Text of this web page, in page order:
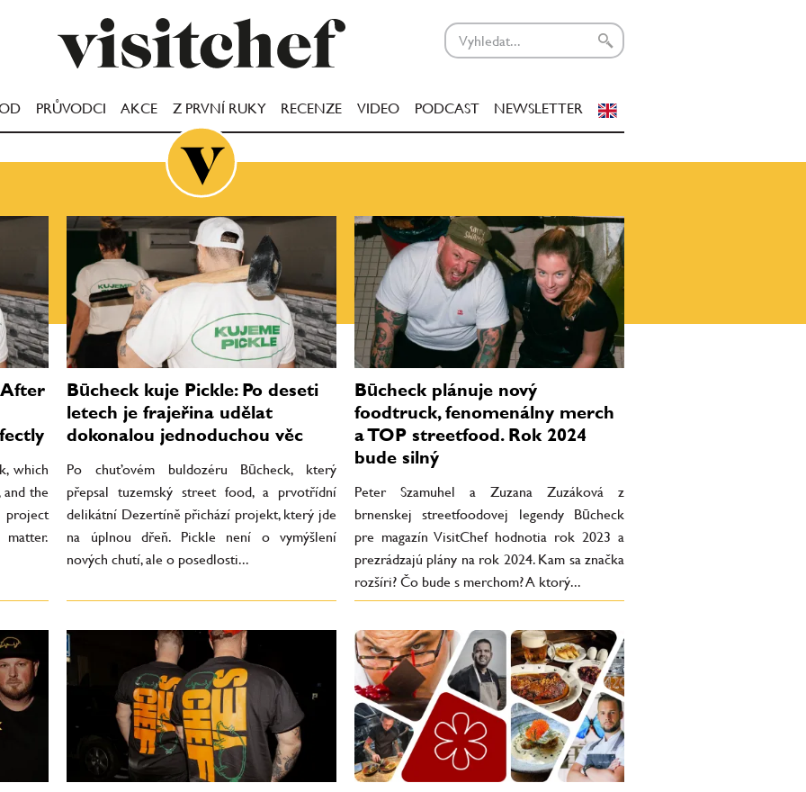
PRŮVODCI AKCE Z PRVNÍ RUKY RECENZE VIDEO PODCAST NEWSLETTER
After
which
the
project
Būcheck kuje Pickle: Po deseti
letech je frajeřina udělat
dokonalou jednoduchou věc
Po chuťovém buldozéru Būcheck, který
přepsal tuzemský street food, a prvotřídní
delikátní Dezertíně přichází projekt, který jde
na úplnou dřeň. Pickle není o vymýšlení
nových chutí, ale o posedlosti...
Būcheck plánuje nový
foodtruck, fenomenálny merch
a TOP streetfood. Rok 2024
bude silný
Peter Szamuhel a Zuzana Zuzáková z
brnenskej streetfoodovej legendy Būcheck
pre magazín VisitChef hodnotia rok 2023 a
prezrádzajú plány na rok 2024. Kam sa značka
rozšíri? Čo bude s merchom? A ktorý...